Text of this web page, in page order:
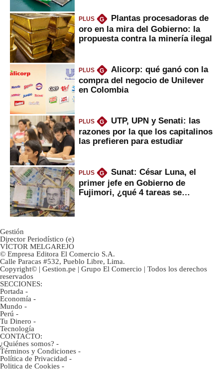
PLUS G
Plantas procesadoras de
oro en la mira del Gobierno: la
propuesta contra la minería ilegal
PLUS G
Alicorp: qué ganó con la
compra del negocio de Unilever
en Colombia
PLUS G
UTP, UPN y Senati: las
razones por la que los capitalinos
las prefieren para estudiar
PLUS G
Sunat: César Luna, el
primer jefe en Gobierno de
Fujimori, ¿qué 4 tareas se
Gestión
Director Periodístico (e)
VÍCTOR MELGAREJO
© Empresa Editora El Comercio S.A.
Calle Paracas #532, Pueblo Libre, Lima.
Copyright© | Gestion.pe | Grupo El Comercio | Todos los derechos
reservados
SECCIONES:
Portada -
Economía -
Mundo -
Perú -
Tu Dinero -
Tecnología
CONTACTO:
¿Quiénes somos? -
Términos y Condiciones -
Política de Privacidad -
Politica de Cookies -